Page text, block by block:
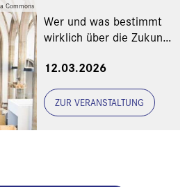
Commons
Wer und was bestimmt
wirklich über die Zukunft
12.03.2026
ZUR VERANSTALTUNG